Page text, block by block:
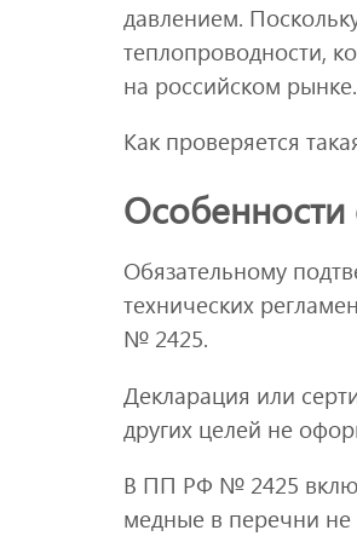
давлением.
теплопроводности,
на российском рынке.
Как проверяется
Обязательному
технических
№ 2425.
Декларация или
других целей не
В ПП РФ № 2425
медные в перечни